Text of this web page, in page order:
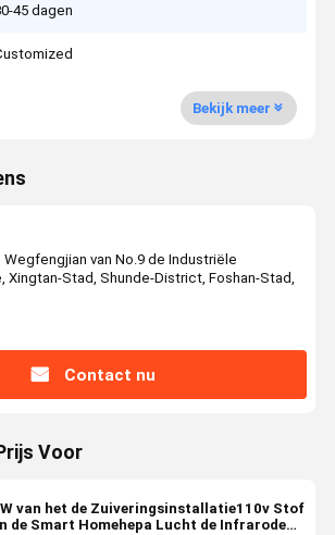
45 dagen
Bekijk meer
Wegfengjian van No.9 de Industriële
Xingtan-Stad, Shunde-District, Foshan-Stad,
Contact nu
Voor
van het de Zuiveringsinstallatie110v Stof
de Smart Homehepa Lucht de Infrarode